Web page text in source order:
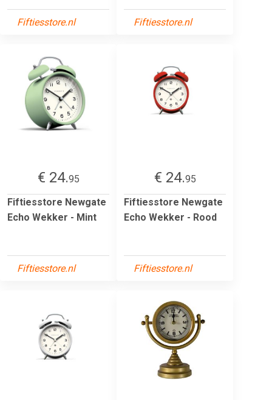
Fiftiesstore.nl Fiftiesstore.nl
€ 24.95
Fiftiesstore Newgate
Echo Wekker - Mint
Fiftiesstore.nl
€ 24.95
Fiftiesstore Newgate
Echo Wekker - Rood
Fiftiesstore.nl